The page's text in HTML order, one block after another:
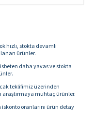
hızlı, stokta devamlı
ürünler.
daha yavas ve stokta
teklifimiz üzerinden
araştırmaya muhtaç ürünler.
oranlarını ürün detay